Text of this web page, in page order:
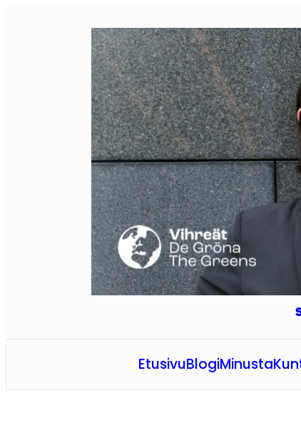
EtusivuBlogiMinusta